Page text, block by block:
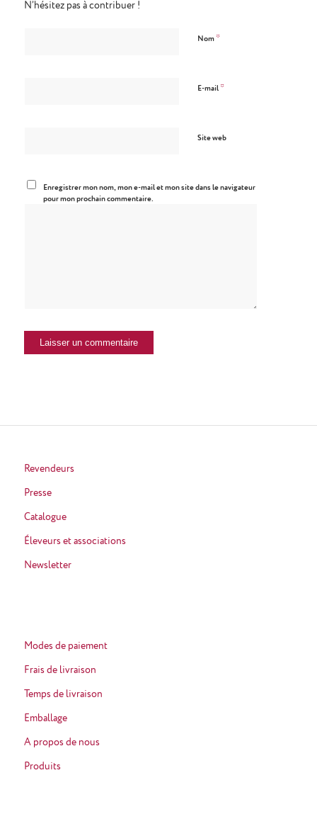
N’hésitez pas à contribuer !
Nom *
E-mail *
Site web
Enregistrer mon nom, mon e-mail et mon site dans le navigateur
pour mon prochain commentaire.
Revendeurs
Presse
Catalogue
Éleveurs et associations
Newsletter
Modes de paiement
Frais de livraison
Temps de livraison
Emballage
A propos de nous
Produits